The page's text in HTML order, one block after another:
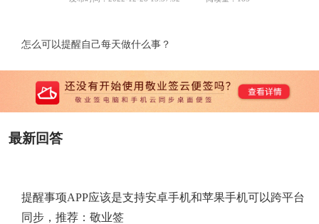
怎么可以提醒自己每天做什么事？
最新回答
提醒事项APP应该是支持安卓手机和苹果手机可以跨平台
同步，推荐：敬业签